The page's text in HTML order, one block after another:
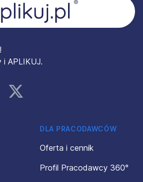
APLIKUJ.
Instagram
DLA PRACODAWCÓW
Oferta i cennik
Profil Pracodawcy 360°